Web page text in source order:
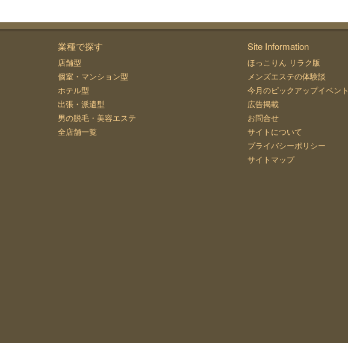
業種で探す
店舗型
個室・マンション型
ホテル型
出張・派遣型
男の脱毛・美容エステ
全店舗一覧
Site Information
ほっこりん リラク版
メンズエステの体験談
今月のピックアップイベント
広告掲載
お問合せ
サイトについて
プライバシーポリシー
サイトマップ